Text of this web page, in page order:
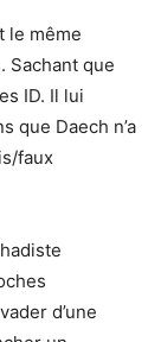
le même
Sachant que
ID. Il lui
que Daech n’a
faux
d’une